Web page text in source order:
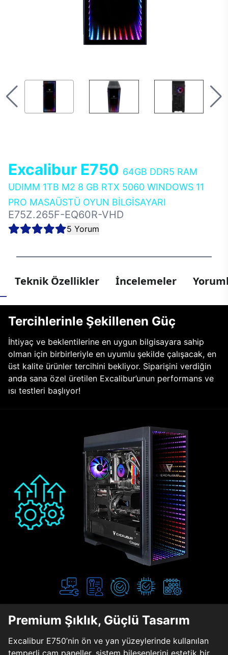
Excalibur E750 64GB DDR5 RAM
UDIMM 1TB M2 8 GB RTX 5060 WINDOWS 11
PRO MASAÜSTÜ OYUN BİLGİSAYARI
E75Z.265F-EQ60R-VHD
5 Yorum
Teknik Özellikler İncelemeler
Tercihlerinle Şekillenen Güç
İhtiyaç ve beklentilerine en uygun bilgisayara sahip
olman için birbirleriyle en uyumlu şekilde çalışacak, en
üst kalite ürünler tercihini bekliyor. Siparişini verdiğin
anda sana özel üretilen Excalibur’unun performans ve
ısı testleri başlıyor!
Premium Şıklık, Güçlü Tasarım
Excalibur E750’nin ön ve yan yüzeylerinde kullanılan
temperli cam paneller, sistem bileşenlerini estetik bir